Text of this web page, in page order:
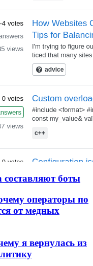
составляют боты
операторы по
от медных
я вернулась из